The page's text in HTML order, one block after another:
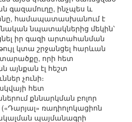
գազամուղը, ինչպես և
համապատասխանում է
նպատակներից մեկին՝
իր գազի արտահանման
կտա շրջանցել հարևան
որի հետ
այնքան էլ հեշտ
չունի։
հետ
քննարկման բոլոր
(«Դարյալ» ռադիոլոկացիոն
պայմանագրի